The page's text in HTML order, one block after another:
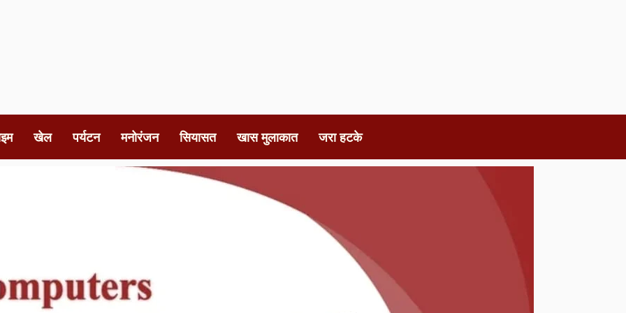
खेल पर्यटन मनोरंजन सियासत खास मुलाकात जरा हटके